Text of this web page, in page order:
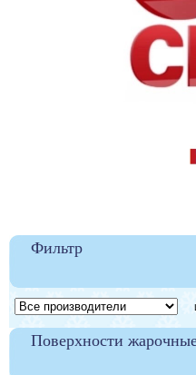
Фильтр
Поверхности